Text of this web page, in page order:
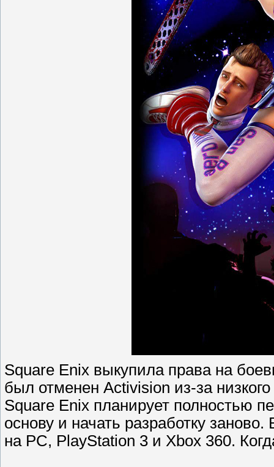
Square Enix выкупила права на
был отменен Activision из-за
Square Enix планирует полностью
основу и начать разработку
на PC, PlayStation 3 и Xbox 360.